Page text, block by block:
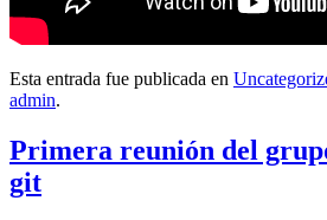
Esta entrada fue publicada en
admin.
Primera reunión del
git